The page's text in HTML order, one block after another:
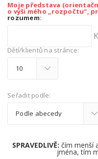
Moje představa
o výši mého „rozpočtu“,
rozumem:
Dětí/klientů na stránce:
Seřadit podle:
SPRAVEDLIVĚ: čím menší
jména, tím